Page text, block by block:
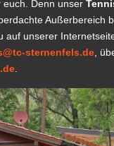
euch. Denn unser
Außerbereich
unserer
sternenfels.de ,